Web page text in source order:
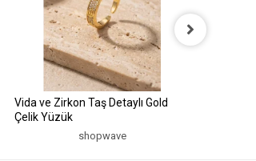
Vida ve Zirkon Taş Detaylı Gold
Çelik Yüzük
shopwave